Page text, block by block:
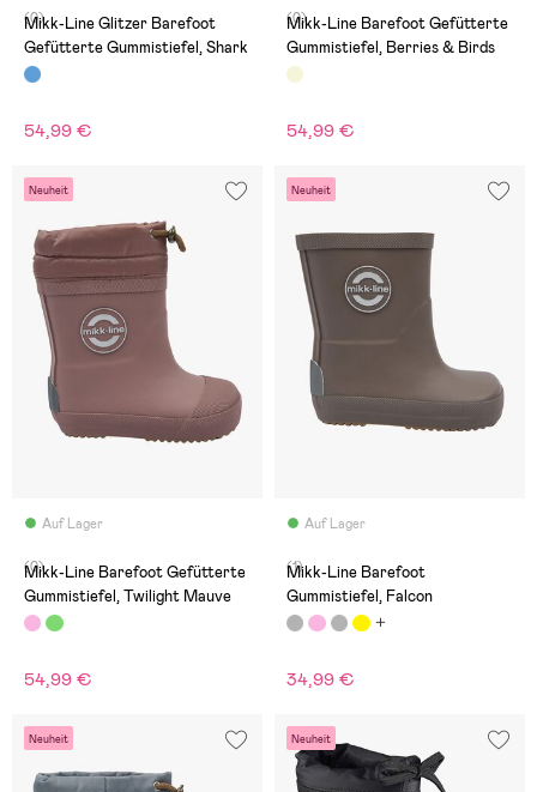
(0)
Mikk-Line Glitzer Barefoot
Gefütterte Gummistiefel, Shark
54,99 €
(0)
Mikk-Line Barefoot Gefütterte
Gummistiefel, Berries & Birds
54,99 €
Neuheit
Auf Lager
(0)
Mikk-Line Barefoot Gefütterte
Gummistiefel, Twilight Mauve
54,99 €
Neuheit
Auf Lager
(1)
Mikk-Line Barefoot
Gummistiefel, Falcon
34,99 €
Neuheit Neuheit